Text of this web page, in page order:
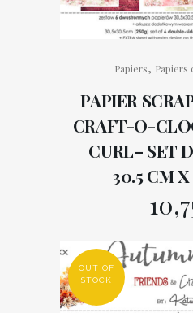
Papiers,
PAPIER
CRAFT-O-
CURL– SET
30.5 CM
OUT OF
STOCK